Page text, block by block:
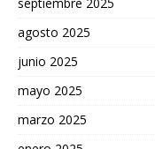
agosto 2025
junio 2025
mayo 2025
marzo 2025